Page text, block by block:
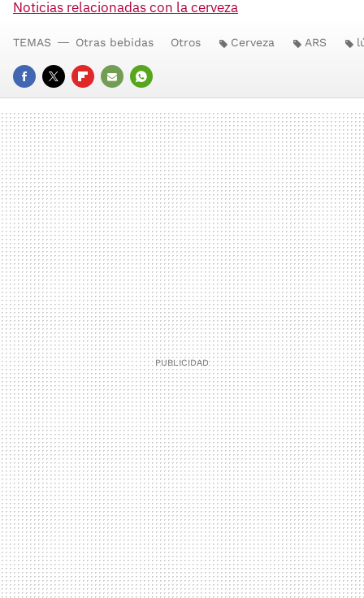
Noticias relacionadas con la cerveza
FACEBOOK
TWITTERFLIPBOARD
E-
MAIL
WHATSAPP
TEMAS Otras bebidas Otros Cerveza ARS